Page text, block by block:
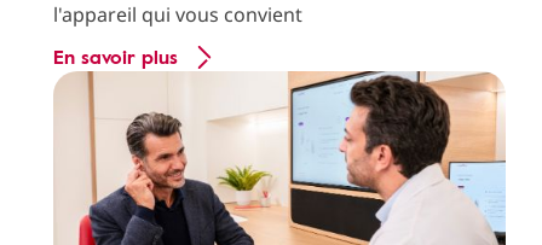
l'appareil qui vous convient
En savoir plus